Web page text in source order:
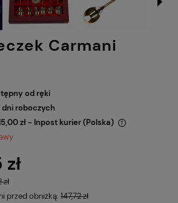
Carmani
od ręki
roboczych
zł - Inpost kurier (Polska)
kosztów płatności
zł
przed obniżką: 147,72 zł